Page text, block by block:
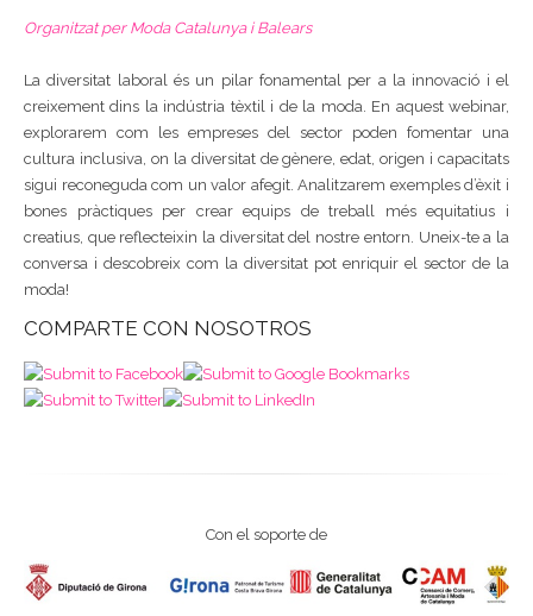
Organitzat per Moda Catalunya i Balears
La diversitat laboral és un pilar fonamental per a la innovació i el
creixement dins la indústria tèxtil i de la moda. En aquest webinar,
explorarem com les empreses del sector poden fomentar una
cultura inclusiva, on la diversitat de gènere, edat, origen i capacitats
sigui reconeguda com un valor afegit. Analitzarem exemples d’èxit i
bones pràctiques per crear equips de treball més equitatius i
creatius, que reflecteixin la diversitat del nostre entorn. Uneix-te a la
conversa i descobreix com la diversitat pot enriquir el sector de la
moda!
COMPARTE CON NOSOTROS
Con el soporte de